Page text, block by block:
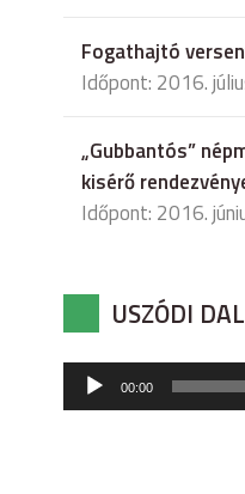
Fogathajtó
Időpont: 2016.
„Gubbantós”
kisérő
Időpont: 2016.
USZÓDI
Audió
lejátszó
00:00